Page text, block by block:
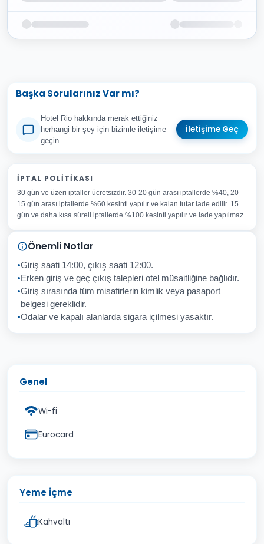
Başka Sorularınız Var mı?
Hotel Rio hakkında merak ettiğiniz
herhangi bir şey için bizimle iletişime
geçin.
İletişime Geç
Adınız Soyadınız
E-posta Adresiniz
Konu
Sorunuz
İptal Gönder
İPTAL POLITIKASI
30 gün ve üzeri iptaller ücretsizdir. 30-20 gün arası iptallerde %40, 20-
15 gün arası iptallerde %60 kesinti yapılır ve kalan tutar iade edilir. 15
gün ve daha kısa süreli iptallerde %100 kesinti yapılır ve iade yapılmaz.
Önemli Notlar
Giriş saati 14:00, çıkış saati 12:00.
Erken giriş ve geç çıkış talepleri otel müsaitliğine bağlıdır.
Giriş sırasında tüm misafirlerin kimlik veya pasaport
belgesi gereklidir.
Odalar ve kapalı alanlarda sigara içilmesi yasaktır.
Genel
Wi-fi
Eurocard
Yeme İçme
Kahvaltı